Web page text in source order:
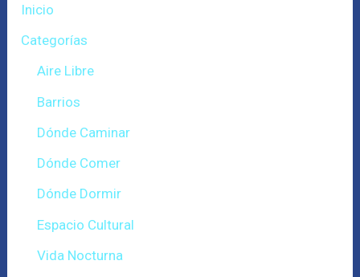
Inicio
Categorías
Aire Libre
Barrios
Dónde Caminar
Dónde Comer
Dónde Dormir
Espacio Cultural
Vida Nocturna